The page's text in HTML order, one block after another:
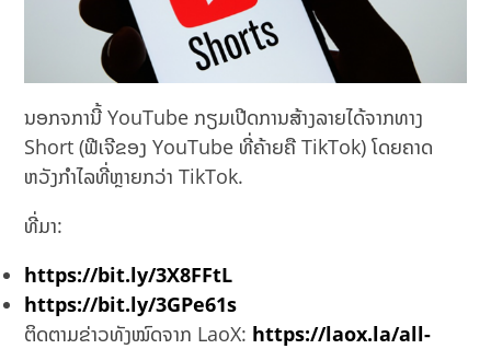
ນອກຈການີ້ YouTube ກຽມເປີດການສ້າງລາຍໄດ້ຈາກທາງ
Short (ຟີເຈີຂອງ YouTube ທີ່ຄ້າຍຄື TikTok) ໂດຍຄາດ
ຫວັງກຳໄລທີ່ຫຼາຍກວ່າ TikTok.
ທີ່ມາ:
https://bit.ly/3X8FFtL
https://bit.ly/3GPe61s
ຕິດຕາມຂ່າວທັງໝົດຈາກ LaoX: https://laox.la/all-